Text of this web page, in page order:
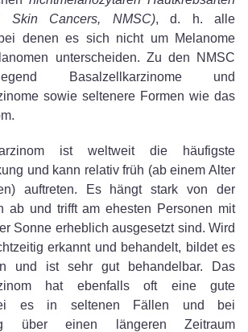
Skin Cancers, NMSC), d. h. alle
denen es sich nicht um Melanome
unterscheiden. Zu den NMSC
Basalzellkarzinome und
sowie seltenere Formen wie das
ist weltweit die häufigste
und kann relativ früh (ab einem Alter
auftreten. Es hängt stark von der
ab und trifft am ehesten Personen mit
Sonne erheblich ausgesetzt sind. Wird
erkannt und behandelt, bildet es
und ist sehr gut behandelbar. Das
hat ebenfalls oft eine gute
es in seltenen Fällen und bei
über einen längeren Zeitraum